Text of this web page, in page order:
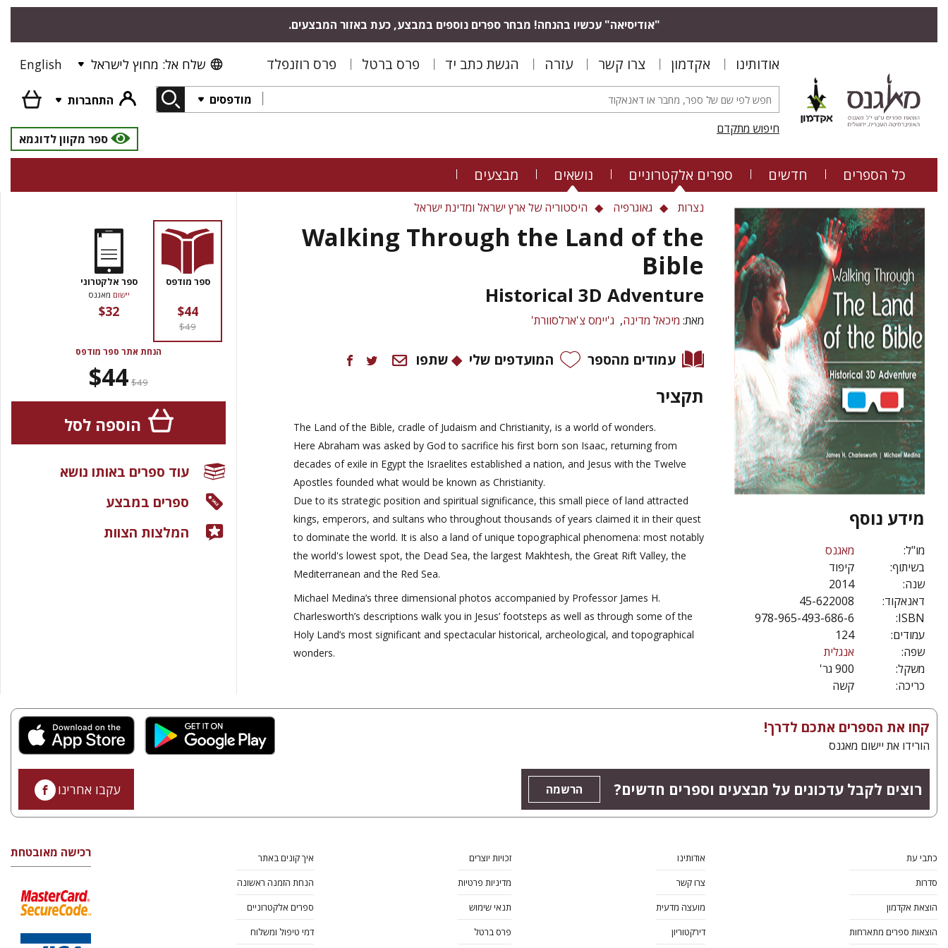
"אודיסיאה" עכשיו בהנחה! מבחר ספרים נוספים במבצע, כעת באזור המבצעים.
אודותינו אקדמון צרו קשר עזרה הגשת כתב יד פרס ברטל פרס רוזנפלד שלח אל: מחוץ לישראל English
מודפסים
התחברות
חיפוש מתקדם
ספר מקוון לדוגמא
כל הספרים חדשים ספרים אלקטרוניים נושאים מבצעים
מידע נוסף
מו"ל:
מאגנס
בשיתוף:
קיפוד
שנה:
2014
דאנאקוד:
45-622008
ISBN:
978-965-493-686-6
עמודים:
124
שפה:
אנגלית
משקל:
900 גר'
כריכה:
קשה
נצרות גאוגרפיה היסטוריה של ארץ ישראל ומדינת ישראל
Walking Through the Land of the
Bible
Historical 3D Adventure
מאת: מיכאל מדינה ג'יימס צ'ארלסוורת'
עמודים מהספר המועדפים שלי שתפו
תקציר
The Land of the Bible, cradle of Judaism and Christianity, is a world of wonders.
Here Abraham was asked by God to sacrifice his first born son Isaac, returning from
decades of exile in Egypt the Israelites established a nation, and Jesus with the Twelve
Apostles founded what would be known as Christianity.
Due to its strategic position and spiritual significance, this small piece of land attracted
kings, emperors, and sultans who throughout thousands of years claimed it in their quest
to dominate the world. It is also a land of unique topographical phenomena: most notably
the world's lowest spot, the Dead Sea, the largest Makhtesh, the Great Rift Valley, the
Mediterranean and the Red Sea.
Michael Medina’s three dimensional photos accompanied by Professor James H.
Charlesworth’s descriptions walk you in Jesus’ footsteps as well as through some of the
Holy Land’s most significant and spectacular historical, archeological, and topographical
wonders.
ספר מודפס
$44
$49
ספר אלקטרוני
יישום מאגנס
$32
הנחת אתר ספר מודפס
$49
$44
הוספה לסל
עוד ספרים באותו נושא
ספרים במבצע
המלצות הצוות
קחו את הספרים אתכם לדרך!
הורידו את יישום מאגנס
רוצים לקבל עדכונים על מבצעים וספרים חדשים? הרשמה עקבו אחרינו
כתבי עת
סדרות
הוצאת אקדמון
הוצאות ספרים מתארחות
אודותינו
צרו קשר
מועצה מדעית
דירקטוריון
זכויות יוצרים
מדיניות פרטיות
תנאי שימוש
פרס ברטל
איך קונים באתר
הנחת הזמנה ראשונה
ספרים אלקטרוניים
דמי טיפול ומשלוח
רכישה מאובטחת